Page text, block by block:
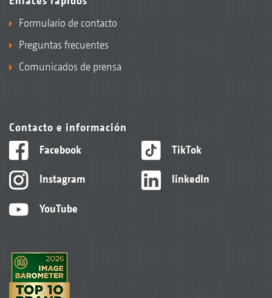
Formulario de contacto
Preguntas frecuentes
Comunicados de prensa
Contacto e información
Facebook
Instagram
YouTube
TikTok
linkedIn